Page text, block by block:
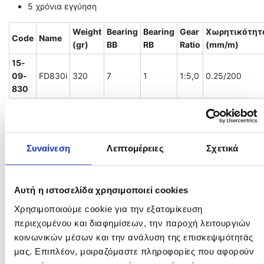
Συναίνεση Λεπτομέρειες Σχετικά
Αυτή η ιστοσελίδα χρησιμοποιεί cookies
Χρησιμοποιούμε cookie για την εξατομίκευση
περιεχομένου και διαφημίσεων, την παροχή λειτουργιών
κοινωνικών μέσων και την ανάλυση της επισκεψιμότητάς
μας. Επιπλέον, μοιραζόμαστε πληροφορίες που αφορούν
5 χρόνια εγγύηση
Code Name
Weight
(gr)
Bearing
BB
Bearing
RB
Gear
Ratio
(mm/m)
15-
09-
830
FD830i 320 7 1 1:5,0 0.25/200